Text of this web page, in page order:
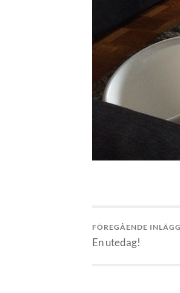
FÖREGÅENDE INLÄGG
En utedag!